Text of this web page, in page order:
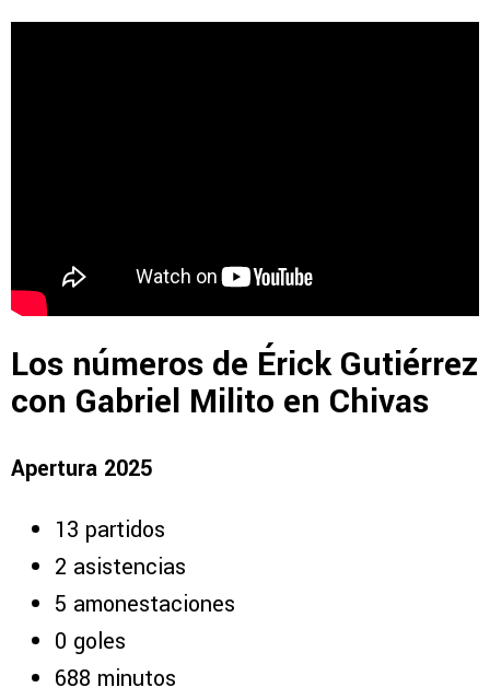
Los números de Érick Gutiérrez
con Gabriel Milito en Chivas
Apertura 2025
13 partidos
2 asistencias
5 amonestaciones
0 goles
688 minutos